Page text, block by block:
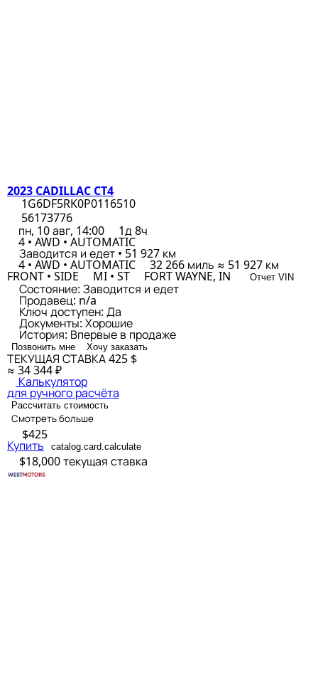
2023 CADILLAC CT4
1G6DF5RK0P0116510
56173776
пн, 10 авг, 14:00
1д 8ч
4 • AWD • AUTOMATIC
Заводится и едет • 51 927 км
4 • AWD • AUTOMATIC 32 266 миль ≈ 51 927 км
FRONT • SIDE MI • ST FORT WAYNE, IN Отчет VIN
Состояние: Заводится и едет
Продавец: n/a
Ключ доступен: Да
Документы: Хорошие
История: Впервые в продаже
Позвонить мне Хочу заказать
ТЕКУЩАЯ СТАВКА425 $
≈ 34 344 ₽
Калькулятор
для ручного расчёта
Рассчитать стоимость
Смотреть больше
$425
Купить catalog.card.calculate
$18,000текущая ставка